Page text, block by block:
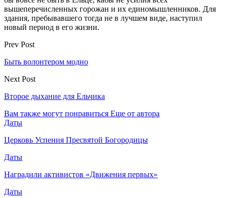
вышеперечисленных горожан и их единомышленников. Для
здания, пребывавшего тогда не в лучшем виде, наступил
новый период в его жизни.
Prev Post
Быть волонтером модно
Next Post
Второе дыхание для Ельчика
Вам также могут понравиться Еще от автора
Даты
Церковь Успения Пресвятой Богородицы
Даты
Наградили активистов «Движения первых»
Даты